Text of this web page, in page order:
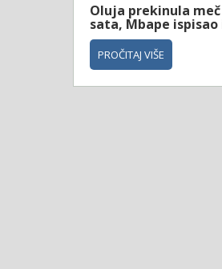
Oluja prekinula meč
sata, Mbape
PROČITAJ VIŠE